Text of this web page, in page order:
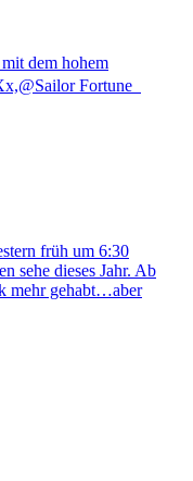
dem hohem
Fortune
früh um 6:30
sehe dieses Jahr. Ab
mehr gehabt…aber